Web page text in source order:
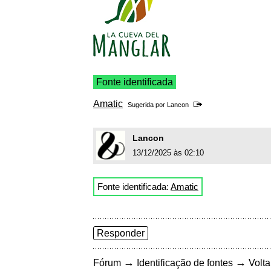
Fonte identificada
Amatic Sugerida por Lancon
Lancon
13/12/2025 às 02:10
Fonte identificada: Amatic
Responder
Fórum → Identificação de fontes →